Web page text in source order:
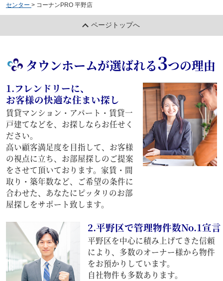
センター > コーナンPRO 平野店
ページトップへ
タウンホームが選ばれる3つの理由
1.フレンドリーに、
お客様の快適な住まい探し
賃貸マンション・アパート・賃貸一
戸建てなどを、お探しならお任せく
ださい。
高い顧客満足度を目指して、お客様
の視点に立ち、お部屋探しのご提案
をさせて頂いております。家賃・間
取り・築年数など、ご希望の条件に
合わせた、あなたにピッタリのお部
屋探しをサポート致します。
2.平野区で管理物件数No.1宣言
平野区を中心に積み上げてきた信頼
により、多数のオーナー様から物件
をお預かりしています。
自社物件も多数あります。